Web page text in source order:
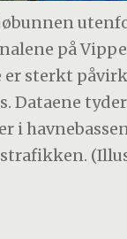
på
er sterkt
Dataene
i